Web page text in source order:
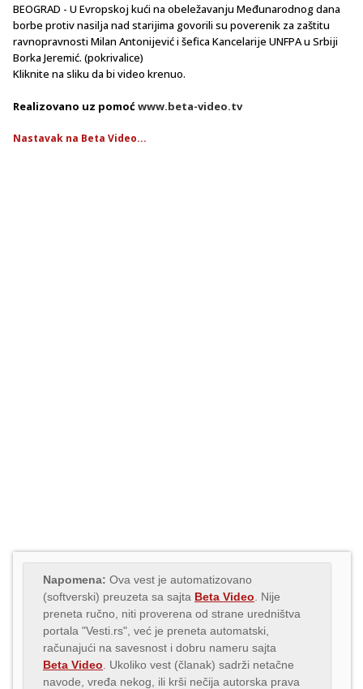
BEOGRAD - U Evropskoj kući na obeležavanju Međunarodnog dana
borbe protiv nasilja nad starijima govorili su poverenik za zaštitu
ravnopravnosti Milan Antonijević i šefica Kancelarije UNFPA u Srbiji
Borka Jeremić. (pokrivalice)
Kliknite na sliku da bi video krenuo.
Realizovano uz pomoćwww.beta-video.tv
Nastavak na Beta Video...
Napomena: Ova vest je automatizovano
(softverski) preuzeta sa sajta Beta Video . Nije
preneta ručno, niti proverena od strane uredništva
portala "Vesti.rs", već je preneta automatski,
računajući na savesnost i dobru nameru sajta
Beta Video . Ukoliko vest (članak) sadrži netačne
navode, vređa nekog, ili krši nečija autorska prava